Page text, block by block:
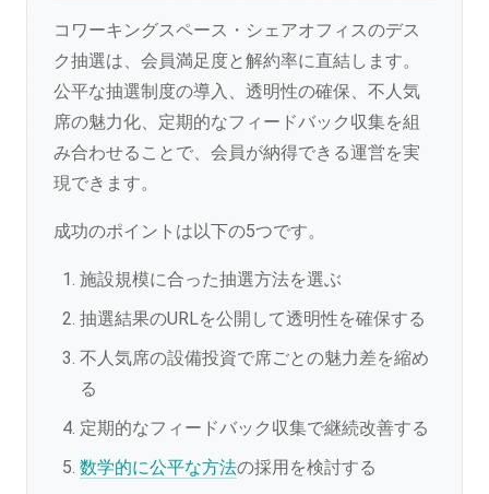
コワーキングスペース・シェアオフィスのデス
ク抽選は、会員満足度と解約率に直結します。
公平な抽選制度の導入、透明性の確保、不人気
席の魅力化、定期的なフィードバック収集を組
み合わせることで、会員が納得できる運営を実
現できます。
成功のポイントは以下の5つです。
施設規模に合った抽選方法を選ぶ
抽選結果のURLを公開して透明性を確保する
不人気席の設備投資で席ごとの魅力差を縮め
る
定期的なフィードバック収集で継続改善する
数学的に公平な方法の採用を検討する